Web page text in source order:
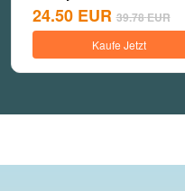
24.50 EUR 39.78EUR
Kaufe Jetzt